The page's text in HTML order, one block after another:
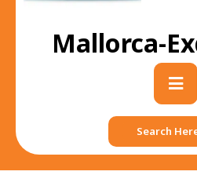
Mallorca-
Search